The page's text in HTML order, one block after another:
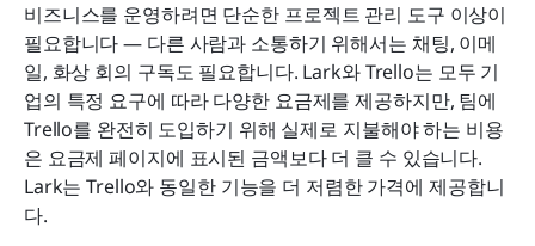
비즈니스를 운영하려면 단순한 프로젝트 관리 도구 이상이
필요합니다 — 다른 사람과 소통하기 위해서는 채팅, 이메
일, 화상 회의 구독도 필요합니다. Lark와 Trello는 모두 기
업의 특정 요구에 따라 다양한 요금제를 제공하지만, 팀에
Trello를 완전히 도입하기 위해 실제로 지불해야 하는 비용
은 요금제 페이지에 표시된 금액보다 더 클 수 있습니다.
Lark는 Trello와 동일한 기능을 더 저렴한 가격에 제공합니
다.